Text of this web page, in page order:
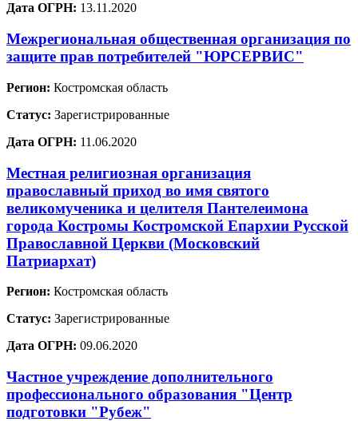
Дата ОГРН: 13.11.2020
Межрегиональная общественная организация по
защите прав потребителей "ЮРСЕРВИС"
Регион: Костромская область
Статус: Зарегистрированные
Дата ОГРН: 11.06.2020
Местная религиозная организация
православный приход во имя святого
великомученика и целителя Пантелеимона
города Костромы Костромской Епархии Русской
Православной Церкви (Московский
Патриархат)
Регион: Костромская область
Статус: Зарегистрированные
Дата ОГРН: 09.06.2020
Частное учреждение дополнительного
профессионального образования "Центр
подготовки "Рубеж"